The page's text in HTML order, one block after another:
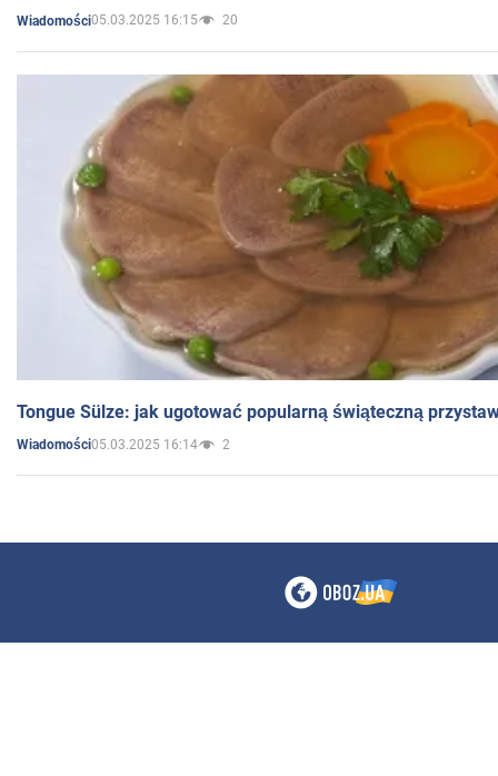
Wiadomości05.03.2025 16:15 20
Tongue Sülze: jak ugotować popularną świąteczną
Wiadomości05.03.2025 16:14 2